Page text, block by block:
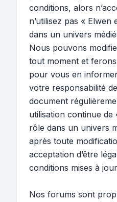
conditions, alors
n’utilisez pas « Elwen
dans un univers
Nous pouvons
tout moment et
pour vous en
votre responsabilité
document
utilisation continue de
rôle dans un univers
après toute
acceptation d’être
conditions mises à
Nos forums sont